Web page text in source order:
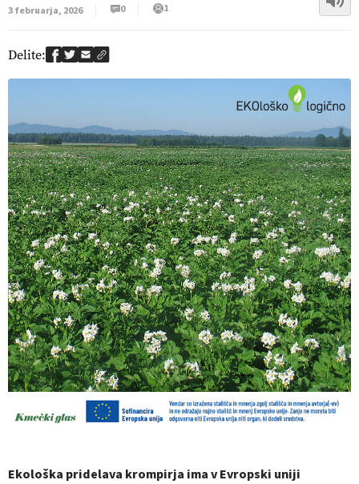
3 februarja, 2026
0 1
Delite:
Ekološka pridelava krompirja ima v Evropski uniji